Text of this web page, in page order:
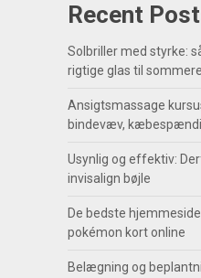
Recent
Solbriller med styrke:
rigtige glas til
Ansigtsmassage
bindevæv,
Usynlig og effektiv:
invisalign bøjle
De bedste
pokémon kort online
Belægning og